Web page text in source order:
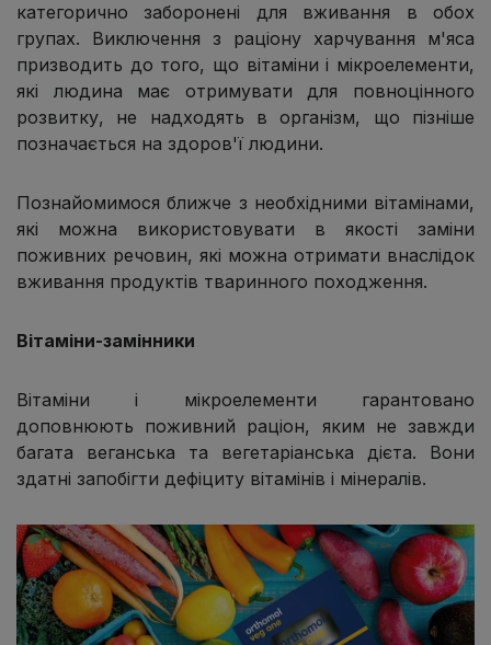
категорично заборонені для вживання в обох
групах. Виключення з раціону харчування м'яса
призводить до того, що вітаміни і мікроелементи,
які людина має отримувати для повноцінного
розвитку, не надходять в організм, що пізніше
позначається на здоров'ї людини.
Познайомимося ближче з необхідними вітамінами,
які можна використовувати в якості заміни
поживних речовин, які можна отримати внаслідок
вживання продуктів тваринного походження.
Вітаміни-замінники
Вітаміни і мікроелементи гарантовано
доповнюють поживний раціон, яким не завжди
багата веганська та вегетаріанська дієта. Вони
здатні запобігти дефіциту вітамінів і мінералів.